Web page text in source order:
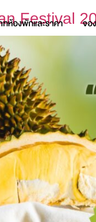
ทห้องพักและราคา จอ
Festival